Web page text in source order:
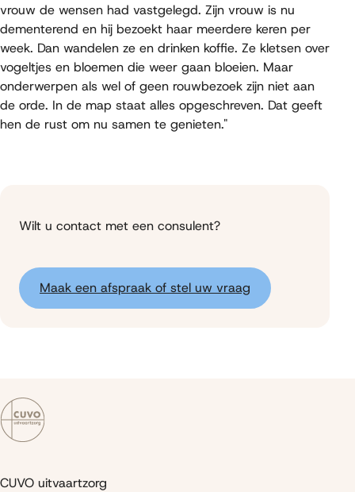
vrouw de wensen had vastgelegd. Zijn vrouw is nu
dementerend en hij bezoekt haar meerdere keren per
week. Dan wandelen ze en drinken koffie. Ze kletsen over
vogeltjes en bloemen die weer gaan bloeien. Maar
onderwerpen als wel of geen rouwbezoek zijn niet aan
de orde. In de map staat alles opgeschreven. Dat geeft
hen de rust om nu samen te genieten."
Wilt u contact met een consulent?
Maak een afspraak of stel uw vraag
CUVO uitvaartzorg